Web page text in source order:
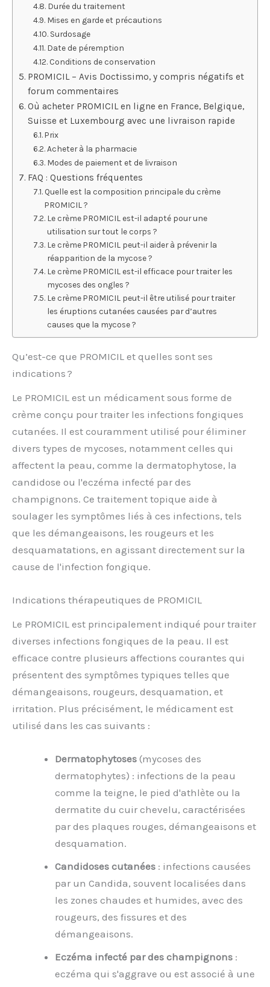
Durée du traitement
Mises en garde et précautions
Surdosage
Date de péremption
Conditions de conservation
PROMICIL – Avis Doctissimo, y compris négatifs et
forum commentaires
Où acheter PROMICIL en ligne en France, Belgique,
Suisse et Luxembourg avec une livraison rapide
Prix
Acheter à la pharmacie
Modes de paiement et de livraison
FAQ : Questions fréquentes
Quelle est la composition principale du crème
PROMICIL ?
Le crème PROMICIL est-il adapté pour une
utilisation sur tout le corps ?
Le crème PROMICIL peut-il aider à prévenir la
réapparition de la mycose ?
Le crème PROMICIL est-il efficace pour traiter les
mycoses des ongles ?
Le crème PROMICIL peut-il être utilisé pour traiter
les éruptions cutanées causées par d’autres
causes que la mycose ?
Qu’est-ce que PROMICIL et quelles sont ses
indications ?
Le PROMICIL est un médicament sous forme de
crème conçu pour traiter les infections fongiques
cutanées. Il est couramment utilisé pour éliminer
divers types de mycoses, notamment celles qui
affectent la peau, comme la dermatophytose, la
candidose ou l'eczéma infecté par des
champignons. Ce traitement topique aide à
soulager les symptômes liés à ces infections, tels
que les démangeaisons, les rougeurs et les
desquamatations, en agissant directement sur la
cause de l'infection fongique.
Indications thérapeutiques de PROMICIL
Le PROMICIL est principalement indiqué pour traiter
diverses infections fongiques de la peau. Il est
efficace contre plusieurs affections courantes qui
présentent des symptômes typiques telles que
démangeaisons, rougeurs, desquamation, et
irritation. Plus précisément, le médicament est
utilisé dans les cas suivants :
Dermatophytoses (mycoses des
dermatophytes) : infections de la peau
comme la teigne, le pied d'athlète ou la
dermatite du cuir chevelu, caractérisées
par des plaques rouges, démangeaisons et
desquamation.
Candidoses cutanées : infections causées
par un Candida, souvent localisées dans
les zones chaudes et humides, avec des
rougeurs, des fissures et des
démangeaisons.
Eczéma infecté par des champignons :
eczéma qui s'aggrave ou est associé à une